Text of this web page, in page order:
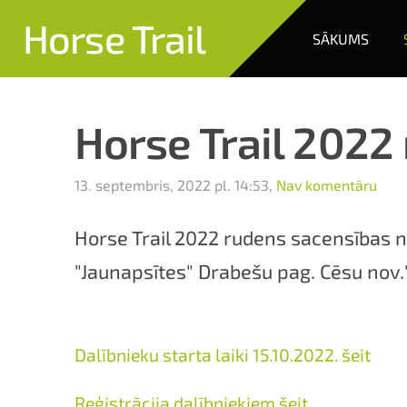
Horse Trail SĀKUMS
Horse Trail
13. septembris, 2022 pl. 14:53, Nav komentāru
Horse Trail 2022 rudens sacensības
"Jaunapsītes" Drabešu pag. Cēsu nov.
Dalībnieku starta laiki 15.10.2022. šeit
Reģistrācija dalībniekiem šeit